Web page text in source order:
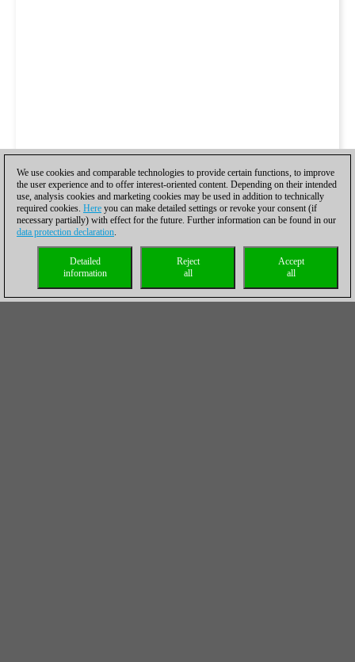
We use cookies and comparable technologies to provide certain functions, to improve
the user experience and to offer interest-oriented content. Depending on their intended
use, analysis cookies and marketing cookies may be used in addition to technically
required cookies. Here you can make detailed settings or revoke your consent (if
necessary partially) with effect for the future. Further information can be found in our
data protection declaration.
Accept
all
Reject
all
Detailed
information